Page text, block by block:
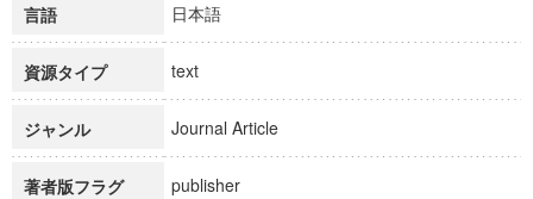
言語 日本語
資源タイプ text
ジャンル Journal Article
著者版フラグ publisher